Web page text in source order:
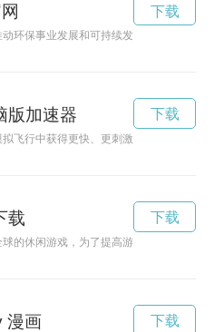
环保事业发展和可持续发展中发挥至关
下载
版加速器
飞行中获得更快、更刺激的飞行体验吗
下载
载
的休闲游戏，为了提高游戏体验，蓝小
下载
漫画 下载